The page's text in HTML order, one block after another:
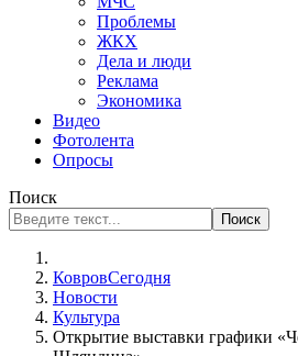
Проблемы
ЖКХ
Дела и люди
Реклама
Экономика
Видео
Фотолента
Опросы
Поиск
Поиск
КовровСегодня
Новости
Культура
Открытие выставки графики